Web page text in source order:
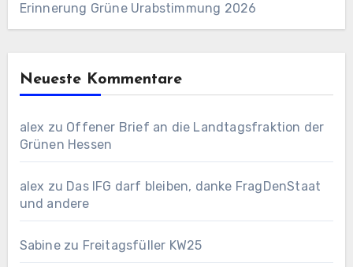
Erinnerung Grüne Urabstimmung 2026
Neueste Kommentare
alex zu Offener Brief an die Landtagsfraktion der
Grünen Hessen
alex zu Das IFG darf bleiben, danke FragDenStaat
und andere
Sabinezu Freitagsfüller KW25